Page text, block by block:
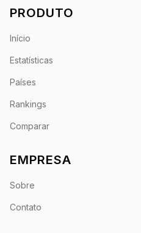
PRODUTO
Início
Estatísticas
Países
Rankings
Comparar
EMPRESA
Sobre
Contato